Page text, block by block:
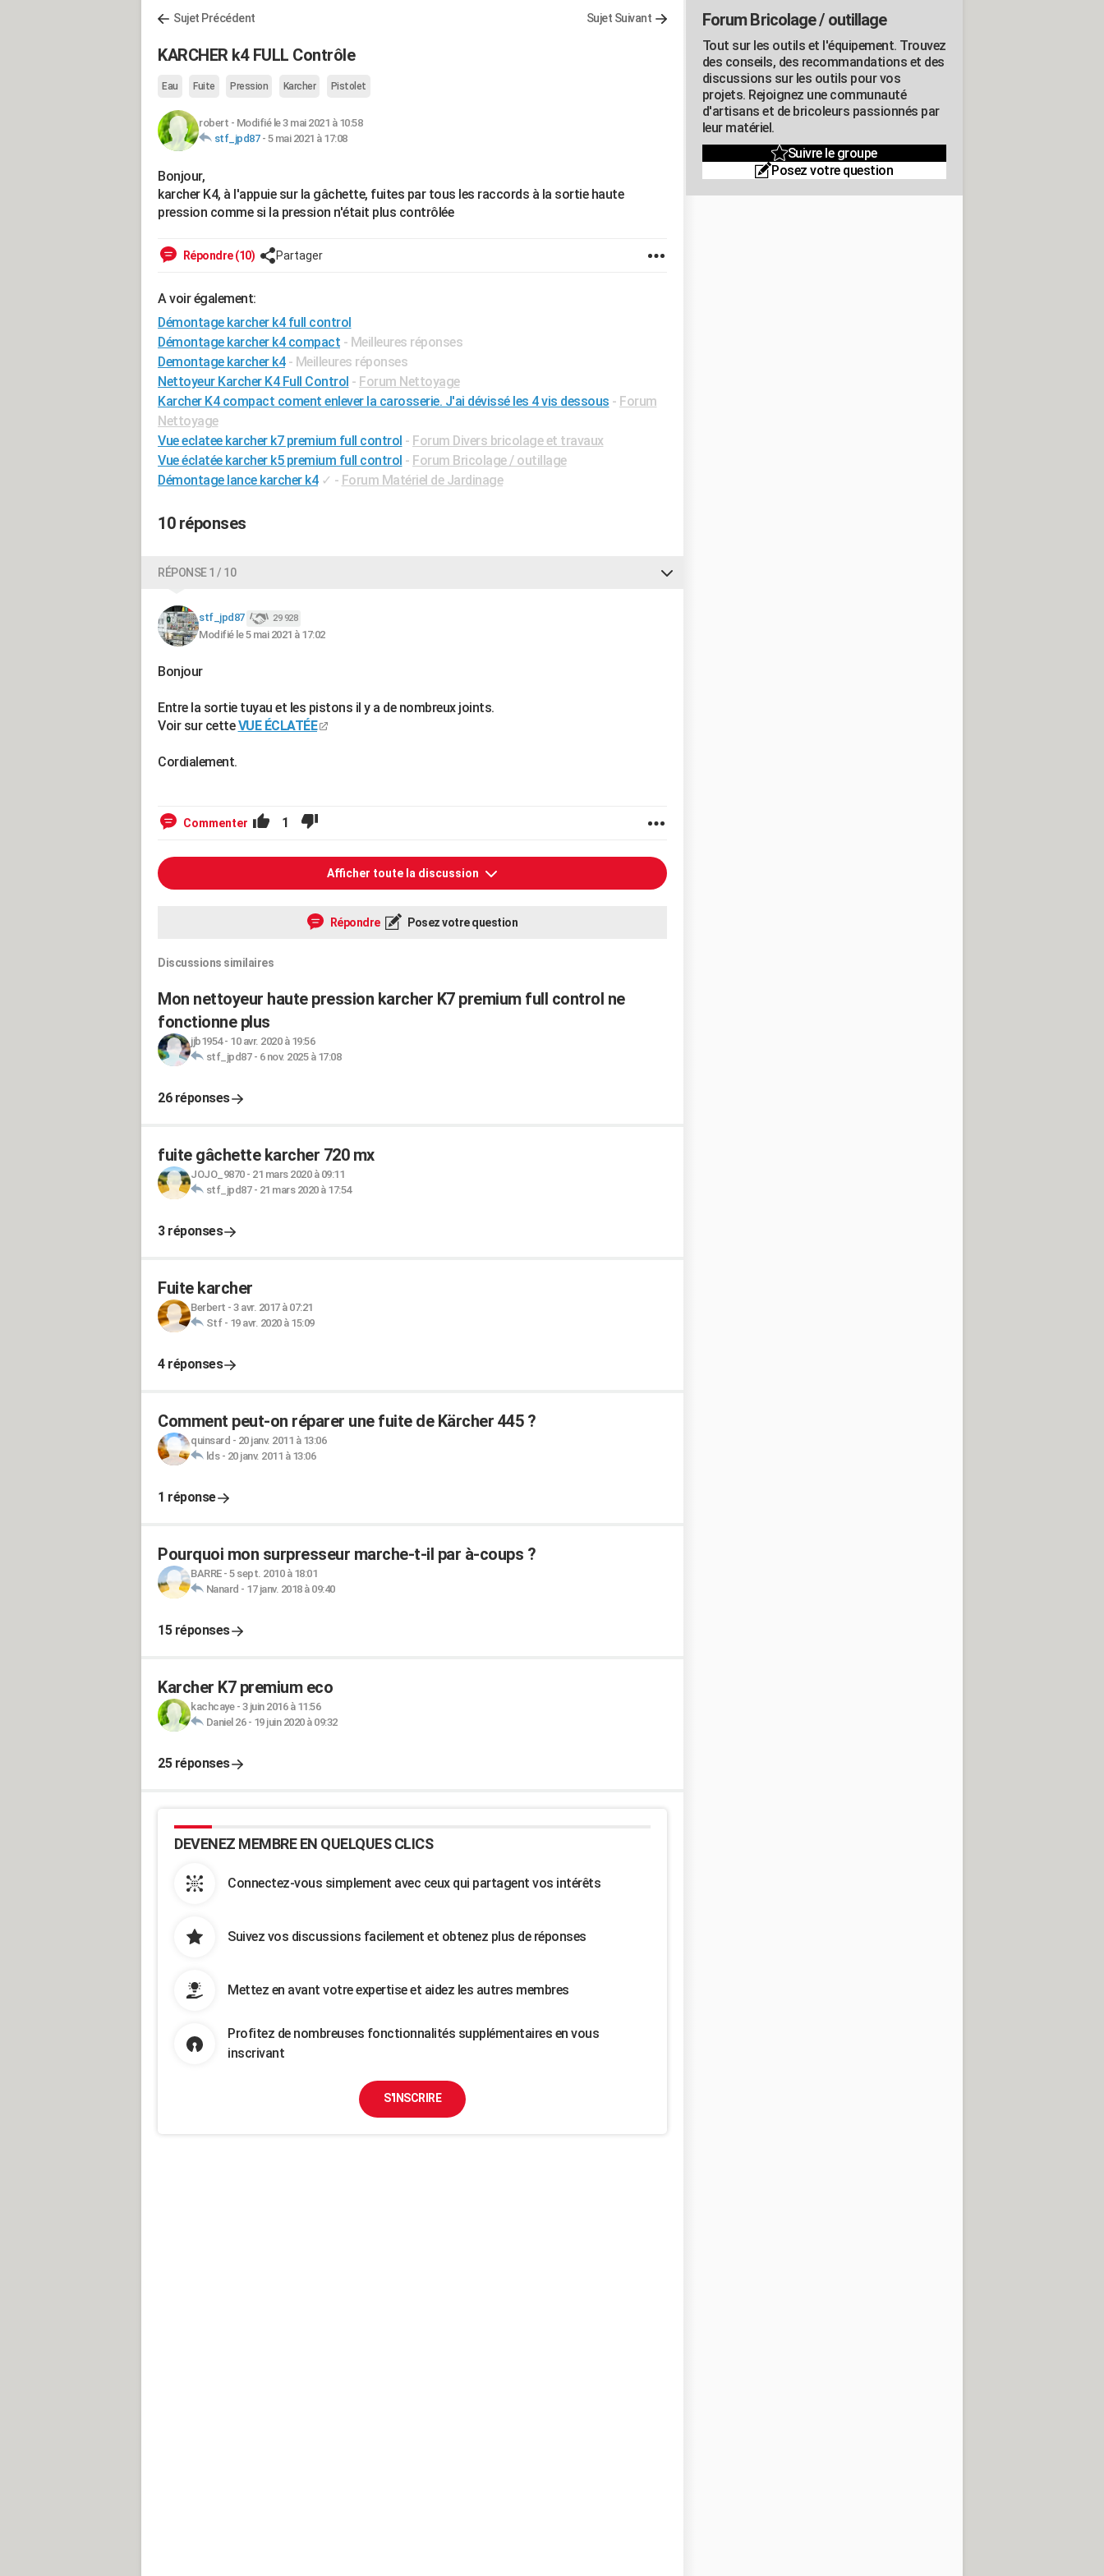
Sujet Précédent Sujet Suivant
KARCHER k4 FULL Contrôle
Eau Fuite Pression Karcher Pistolet
robert - Modifié le 3 mai 2021 à 10:58
stf_jpd87- 5 mai 2021 à 17:08
Bonjour,
karcher K4, à l'appuie sur la gâchette, fuites par tous les raccords à la sortie haute
pression comme si la pression n'était plus contrôlée
Répondre (10) Partager
A voir également:
Démontage karcher k4 full control
Démontage karcher k4 compact - Meilleures réponses
Demontage karcher k4 - Meilleures réponses
Nettoyeur Karcher K4 Full Control - Forum Nettoyage
Karcher K4 compact coment enlever la carosserie. J'ai dévissé les 4 vis dessous - Forum
Nettoyage
Vue eclatee karcher k7 premium full control - Forum Divers bricolage et travaux
Vue éclatée karcher k5 premium full control - Forum Bricolage / outillage
Démontage lance karcher k4 ✓ - Forum Matériel de Jardinage
10 réponses
RÉPONSE 1 / 10
stf_jpd87 29 928
Modifié le 5 mai 2021 à 17:02
Bonjour
Entre la sortie tuyau et les pistons il y a de nombreux joints.
Voir sur cetteVUE ÉCLATÉE
Cordialement.
Commenter 1
Afficher toute la discussion
Répondre Posez votre question
Discussions similaires
Mon nettoyeur haute pression karcher K7 premium full control ne
fonctionne plus
jjb1954- 10 avr. 2020 à 19:56
stf_jpd87- 6 nov. 2025 à 17:08
26 réponses
fuite gâchette karcher 720 mx
JOJO_9870- 21 mars 2020 à 09:11
stf_jpd87- 21 mars 2020 à 17:54
3 réponses
Fuite karcher
Berbert - 3 avr. 2017 à 07:21
Stf- 19 avr. 2020 à 15:09
4 réponses
Comment peut-on réparer une fuite de Kärcher 445 ?
quinsard - 20 janv. 2011 à 13:06
lds- 20 janv. 2011 à 13:06
1 réponse
Pourquoi mon surpresseur marche-t-il par à-coups ?
BARRE- 5 sept. 2010 à 18:01
Nanard - 17 janv. 2018 à 09:40
15 réponses
Karcher K7 premium eco
kachcaye- 3 juin 2016 à 11:56
Daniel 26- 19 juin 2020 à 09:32
25 réponses
DEVENEZ MEMBRE EN QUELQUES CLICS
Connectez-vous simplement avec ceux qui partagent vos intérêts
Suivez vos discussions facilement et obtenez plus de réponses
Mettez en avant votre expertise et aidez les autres membres
Profitez de nombreuses fonctionnalités supplémentaires en vous
inscrivant
S'INSCRIRE
Forum Bricolage / outillage
Tout sur les outils et l'équipement. Trouvez
des conseils, des recommandations et des
discussions sur les outils pour vos
projets. Rejoignez une communauté
d'artisans et de bricoleurs passionnés par
leur matériel.
Suivre le groupe
Posez votre question